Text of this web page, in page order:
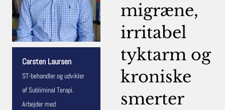
Carsten Laursen
ST-behandler og udvikler
af Subliminal Terapi.
Arbejder med
migræne,
irritabel
tyktarm og
kroniske
smerter